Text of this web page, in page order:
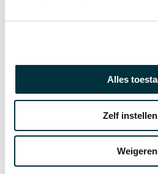
Alles
Zelf instellen
Weigeren
Gegevens worden